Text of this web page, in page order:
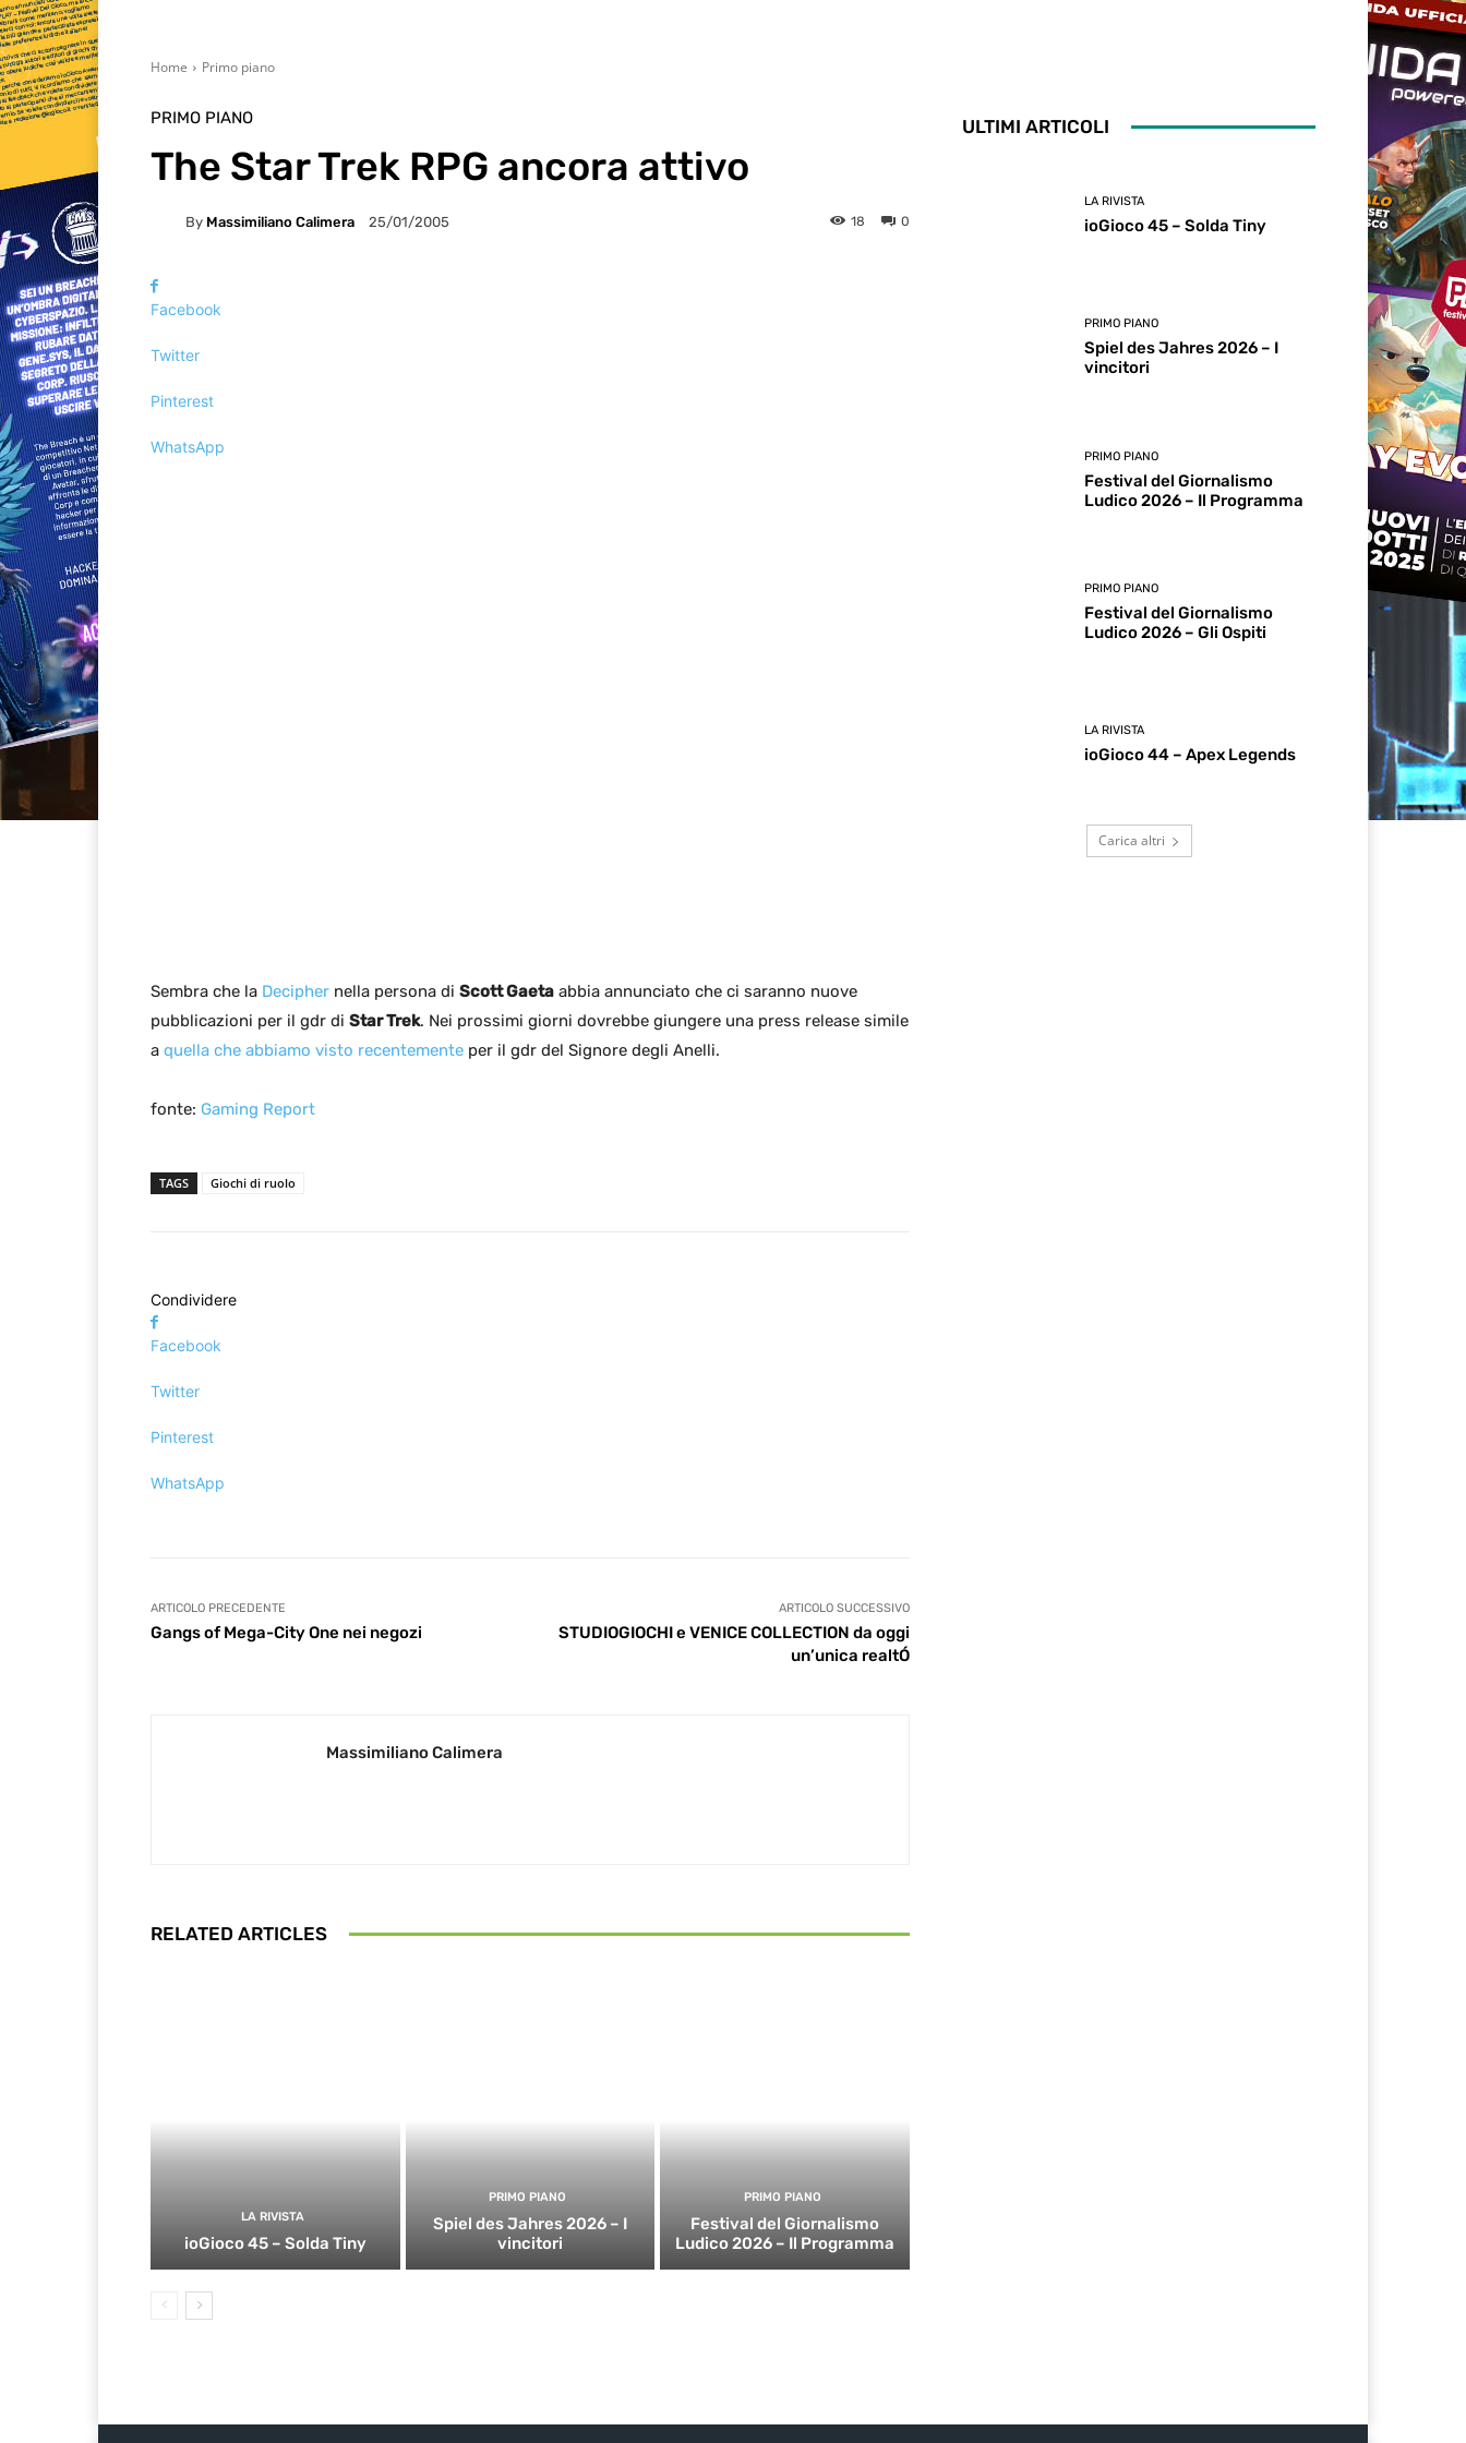
Home Primo piano
PRIMO PIANO
The Star Trek RPG ancora attivo
By Massimiliano Calimera 25/01/2005 0
18
Facebook
Twitter
Pinterest
WhatsApp
Sembra che la Decipher nella persona di Scott Gaeta abbia annunciato che ci saranno nuove
pubblicazioni per il gdr di Star Trek. Nei prossimi giorni dovrebbe giungere una press release simile
a quella che abbiamo visto recentemente per il gdr del Signore degli Anelli.
fonte: Gaming Report
TAGS Giochi di ruolo
Condividere
Facebook
Twitter
Pinterest
WhatsApp
ARTICOLO PRECEDENTE
Gangs of Mega-City One nei negozi
ARTICOLO SUCCESSIVO
STUDIOGIOCHI e VENICE COLLECTION da oggi
un’unica realtÓ
Massimiliano Calimera
RELATED ARTICLES
LA RIVISTA
ioGioco 45 – Solda Tiny
PRIMO PIANO
Spiel des Jahres 2026 – I
vincitori
PRIMO PIANO
Festival del Giornalismo
Ludico 2026 – Il Programma
ULTIMI ARTICOLI
LA RIVISTA
ioGioco 45 – Solda Tiny
PRIMO PIANO
Spiel des Jahres 2026 – I
vincitori
PRIMO PIANO
Festival del Giornalismo
Ludico 2026 – Il Programma
PRIMO PIANO
Festival del Giornalismo
Ludico 2026 – Gli Ospiti
LA RIVISTA
ioGioco 44 – Apex Legends
Carica altri